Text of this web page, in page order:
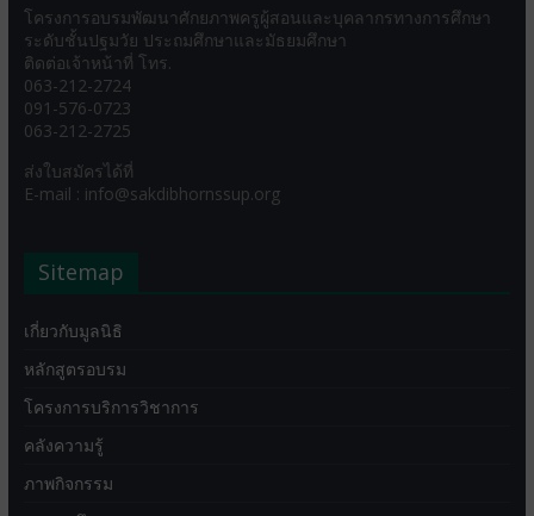
โครงการอบรมพัฒนาศักยภาพครูผู้สอนและบุคลากรทางการศึกษา
ระดับชั้นปฐมวัย ประถมศึกษาและมัธยมศึกษา
ติดต่อเจ้าหน้าที่ โทร.
063-212-2724
091-576-0723
063-212-2725
ส่งใบสมัครได้ที่
E-mail : info@sakdibhornssup.org
Sitemap
เกี่ยวกับมูลนิธิ
หลักสูตรอบรม
โครงการบริการวิชาการ
คลังความรู้
ภาพกิจกรรม